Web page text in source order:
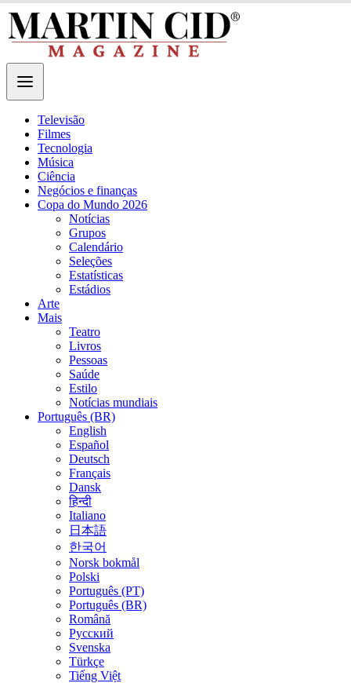
Televisão
Filmes
Tecnologia
Música
Ciência
Negócios e finanças
Copa do Mundo 2026
Notícias
Grupos
Calendário
Seleções
Estatísticas
Estádios
Arte
Mais
Teatro
Livros
Pessoas
Saúde
Estilo
Notícias mundiais
Português (BR)
English
Español
Deutsch
Français
Dansk
हिन्दी
Italiano
日本語
한국어
Norsk bokmål
Polski
Português (PT)
Português (BR)
Română
Русский
Svenska
Türkçe
Tiếng Việt